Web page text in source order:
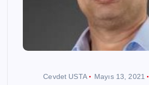
Cevdet USTA
Mayıs 13, 2021